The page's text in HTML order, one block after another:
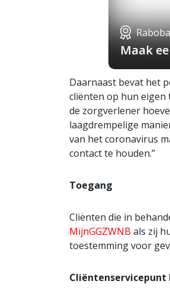
Maak
Daarnaast bevat het
cliënten op hun eigen
de zorgverlener
laagdrempelige
van het coronavirus
contact te houden.”
Toegang
Cliënten die in
MijnGGZWNB als zij
toestemming voor
Cliëntenservicepunt